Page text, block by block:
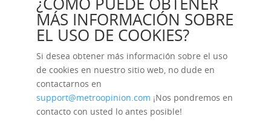
MÁS INFORMACIÓN SOBRE
EL USO DE COOKIES?
Si desea obtener más información sobre el uso
de cookies en nuestro sitio web, no dude en
contactarnos en
support@metroopinion.com ¡Nos pondremos en
contacto con usted lo antes posible!